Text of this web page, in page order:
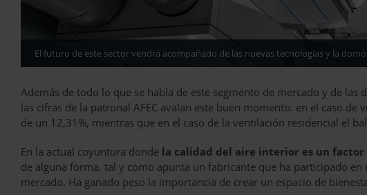
El futuro de este sector vendrá acompañado de las nuevas tecnologías y la
Además de todo lo que se habla de este segmento de mercado y de
las cifras de la patronal AFEC avalan este buen momento: en el caso
de un 12,31%, mientras que en el caso de la ventilación residencial el
En la actual coyuntura donde la calidad del aire interior es un
de alguna forma, tal y como apunta un fabricante que ha participado
mercado. Ha ganado peso la importancia de crear un espacio de